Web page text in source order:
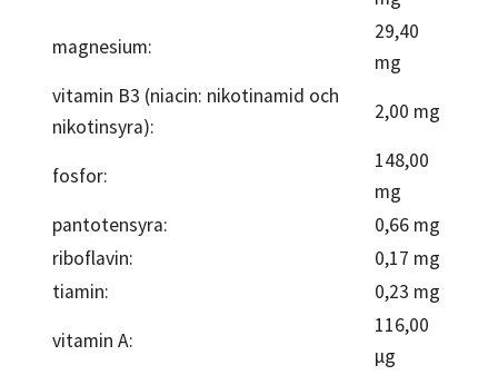
magnesium:
29,40
mg
vitamin B3 (niacin: nikotinamid och
nikotinsyra):
2,00 mg
fosfor:
148,00
mg
pantotensyra:
0,66 mg
riboflavin:
0,17 mg
tiamin:
0,23 mg
vitamin A:
116,00
µg